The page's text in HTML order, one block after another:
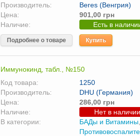
Производитель:
Beres (Венгрия)
Цена:
901,00 грн
Наличие:
Есть в
Подробнее о товаре Купить
Иммунокинд, табл., №150
Код товара:
1250
Производитель:
DHU (Германия)
Цена:
286,00 грн
Наличие:
Нет в наличии
В категории:
БАДы и Витамины